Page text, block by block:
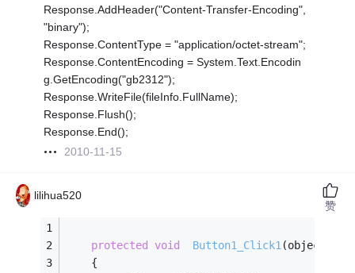
Response.AddHeader("Content-Transfer-Encoding",
"binary");
Response.ContentType = "application/octet-stream";
Response.ContentEncoding = System.Text.Encodin
g.GetEncoding("gb2312");
Response.WriteFile(fileInfo.FullName);
Response.Flush();
Response.End();
2010-11-15
lilihua520
protected void Button1_Click1(object
    {
赞